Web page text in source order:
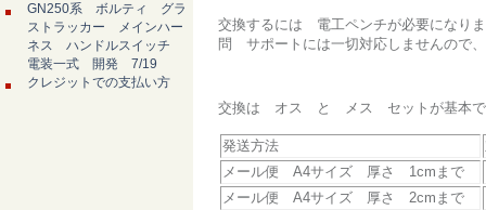
GN250系 ボルティ グラ
ストラッカー メインハー
ネス ハンドルスイッチ
電装一式 開発 7/19
クレジットでの支払い方
交換するには 電工ペンチが必要になり
問 サポートには一切対応しませんので
交換は オス と メス セットが基本で
発送方法
メール便 A4サイズ 厚さ 1cmまで
メール便 A4サイズ 厚さ 2cmまで